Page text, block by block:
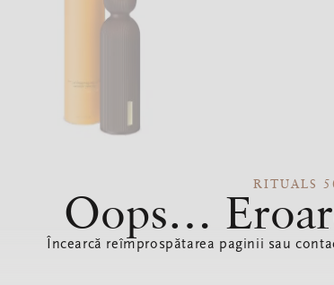
RITUALS
Oops…
Încearcă reîmprospătarea paginii sau